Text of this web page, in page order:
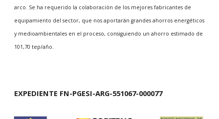
arco. Se ha requerido la colaboración de los mejores fabricantes de
equipamiento del sector, que nos aportarán grandes ahorros energéticos
y medioambientales en el proceso, consiguiendo un ahorro estimado de
101,70 tep/año.
EXPEDIENTE FN-PGESI-ARG-551067-000077